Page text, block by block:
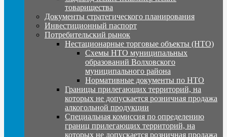
товарищества
Документы стратегического планирования
Инвестиционный паспорт
Потребительский рынок
Нестационарные торговые объекты (НТО)
Схемы НТО муниципальных
образований Волховского
муниципального района
Нормативные документы по НТО
Границы прилегающих территорий, на
которых не допускается розничная продажа
алкогольной продукции
Специальная комиссия по определению
границ прилегающих территорий, на
которых не допускается розничная продажа